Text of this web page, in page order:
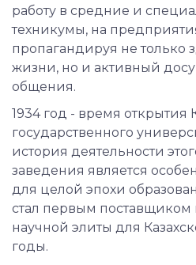
работу в средние и
техникумы, на
пропагандируя не только
жизни, но и активный
общения.
1934 год - время открытия
государственного
история деятельности
заведения является
для целой эпохи
стал первым поставщиком
научной элиты для
годы.